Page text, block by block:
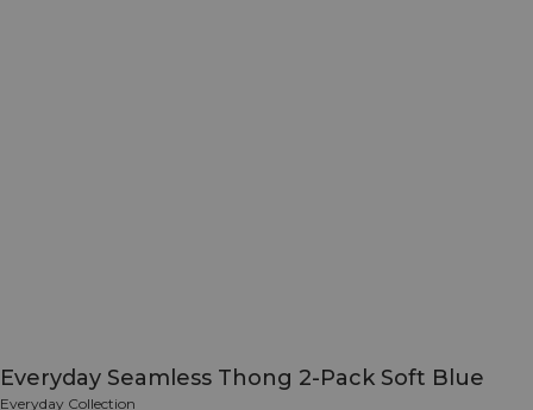
Everyday Seamless Thong 2-Pack Soft Blue
Everyday Collection